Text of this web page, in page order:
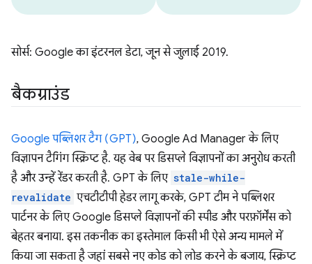
सोर्स: Google का इंटरनल डेटा, जून से जुलाई 2019.
बैकग्राउंड
Google पब्लिशर टैग (GPT), Google Ad Manager के लिए
विज्ञापन टैगिंग स्क्रिप्ट है. यह वेब पर डिसप्ले विज्ञापनों का अनुरोध करती
है और उन्हें रेंडर करती है. GPT के लिए stale-while-
revalidate एचटीटीपी हेडर लागू करके, GPT टीम ने पब्लिशर
पार्टनर के लिए Google डिसप्ले विज्ञापनों की स्पीड और परफ़ॉर्मेंस को
बेहतर बनाया. इस तकनीक का इस्तेमाल किसी भी ऐसे अन्य मामले में
किया जा सकता है जहां सबसे नए कोड को लोड करने के बजाय, स्क्रिप्ट